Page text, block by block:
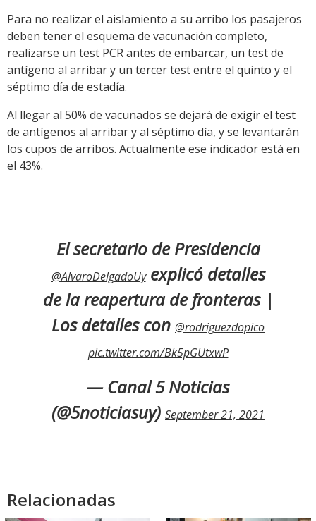
Para no realizar el aislamiento a su arribo los pasajeros
deben tener el esquema de vacunación completo,
realizarse un test PCR antes de embarcar, un test de
antígeno al arribar y un tercer test entre el quinto y el
séptimo día de estadía.
Al llegar al 50% de vacunados se dejará de exigir el test
de antígenos al arribar y al séptimo día, y se levantarán
los cupos de arribos. Actualmente ese indicador está en
el 43%.
El secretario de Presidencia
@AlvaroDelgadoUyexplicó detalles
de la reapertura de fronteras |
Los detalles con @rodriguezdopico
pic.twitter.com/Bk5pGUtxwP
— Canal 5 Noticias
(@5noticiasuy) September 21, 2021
Relacionadas